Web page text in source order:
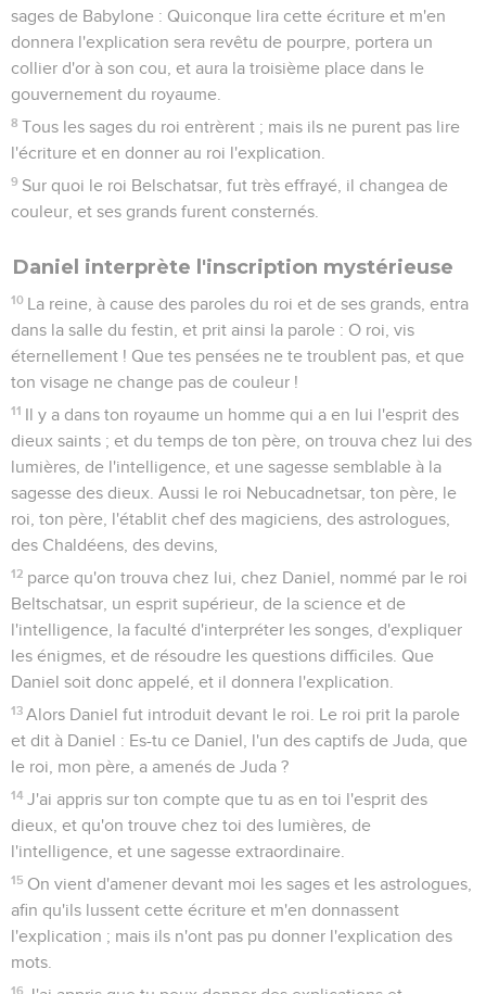
sages de Babylone : Quiconque lira cette écriture et m'en
donnera l'explication sera revêtu de pourpre, portera un
collier d'or à son cou, et aura la troisième place dans le
gouvernement du royaume.
8 Tous les sages du roi entrèrent ; mais ils ne purent pas lire
l'écriture et en donner au roi l'explication.
9 Sur quoi le roi Belschatsar, fut très effrayé, il changea de
couleur, et ses grands furent consternés.
Daniel interprète l'inscription mystérieuse
10 La reine, à cause des paroles du roi et de ses grands, entra
dans la salle du festin, et prit ainsi la parole : O roi, vis
éternellement ! Que tes pensées ne te troublent pas, et que
ton visage ne change pas de couleur !
11 Il y a dans ton royaume un homme qui a en lui l'esprit des
dieux saints ; et du temps de ton père, on trouva chez lui des
lumières, de l'intelligence, et une sagesse semblable à la
sagesse des dieux. Aussi le roi Nebucadnetsar, ton père, le
roi, ton père, l'établit chef des magiciens, des astrologues,
des Chaldéens, des devins,
12 parce qu'on trouva chez lui, chez Daniel, nommé par le roi
Beltschatsar, un esprit supérieur, de la science et de
l'intelligence, la faculté d'interpréter les songes, d'expliquer
les énigmes, et de résoudre les questions difficiles. Que
Daniel soit donc appelé, et il donnera l'explication.
13 Alors Daniel fut introduit devant le roi. Le roi prit la parole
et dit à Daniel : Es-tu ce Daniel, l'un des captifs de Juda, que
le roi, mon père, a amenés de Juda ?
14 J'ai appris sur ton compte que tu as en toi l'esprit des
dieux, et qu'on trouve chez toi des lumières, de
l'intelligence, et une sagesse extraordinaire.
15 On vient d'amener devant moi les sages et les astrologues,
afin qu'ils lussent cette écriture et m'en donnassent
l'explication ; mais ils n'ont pas pu donner l'explication des
mots.
16